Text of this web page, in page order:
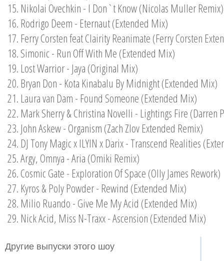
15. Nikolai Ovechkin - I Don`t Know (Nicolas Muller Remix)
16. Rodrigo Deem - Eternaut (Extended Mix)
17. Ferry Corsten feat Clairity Reanimate (Ferry Corsten
18. Simonic - Run Off With Me (Extended Mix)
19. Lost Warrior - Jaya (Original Mix)
20. Bryan Don - Kota Kinabalu By Midnight (Extended Mix)
21. Laura van Dam - Found Someone (Extended Mix)
22. Mark Sherry & Christina Novelli - Lightings Fire (Darren
23. John Askew - Organism (Zach Zlov Extended Remix)
24. DJ Tony Magic x ILYIN x Darix - Transcend Realities
25. Argy, Omnya - Aria (Omiki Remix)
26. Cosmic Gate - Exploration Of Space (Olly James Rework)
27. Kyros & Poly Powder - Rewind (Extended Mix)
28. Milio Ruando - Give Me My Acid (Extended Mix)
29. Nick Acid, Miss N-Traxx - Ascension (Extended Mix)
Другие выпуски этого шоу